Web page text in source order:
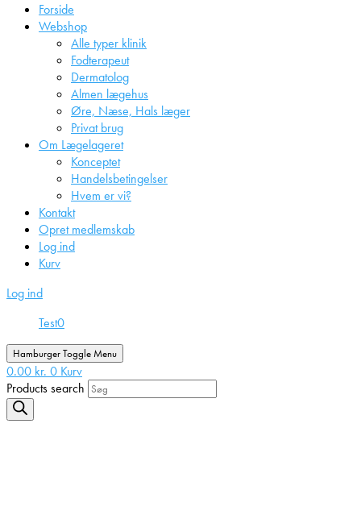
Forside
Webshop
Alle typer klinik
Fodterapeut
Dermatolog
Almen lægehus
Øre, Næse, Hals læger
Privat brug
Om Lægelageret
Konceptet
Handelsbetingelser
Hvem er vi?
Kontakt
Opret medlemskab
Log ind
Kurv
Log ind
Test0
Hamburger Toggle Menu
0.00 kr. 0 Kurv
Products search